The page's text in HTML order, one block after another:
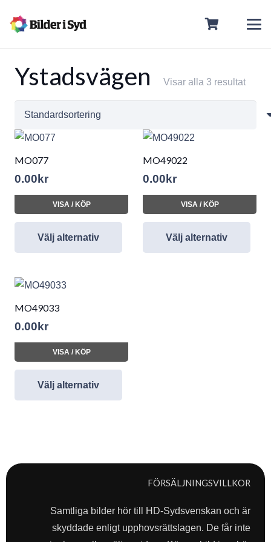
Ystadsvägen Visar alla 3 resultat
MO077
0.00 kr
VISA / KÖP
Välj alternativ
MO49022
0.00 kr
VISA / KÖP
Välj alternativ
MO49033
0.00 kr
VISA / KÖP
Välj alternativ
FÖRSÄLJNINGSVILLKOR
Samtliga bilder hör till HD-Sydsvenskan och är
skyddade enligt upphovsrättslagen. De får inte